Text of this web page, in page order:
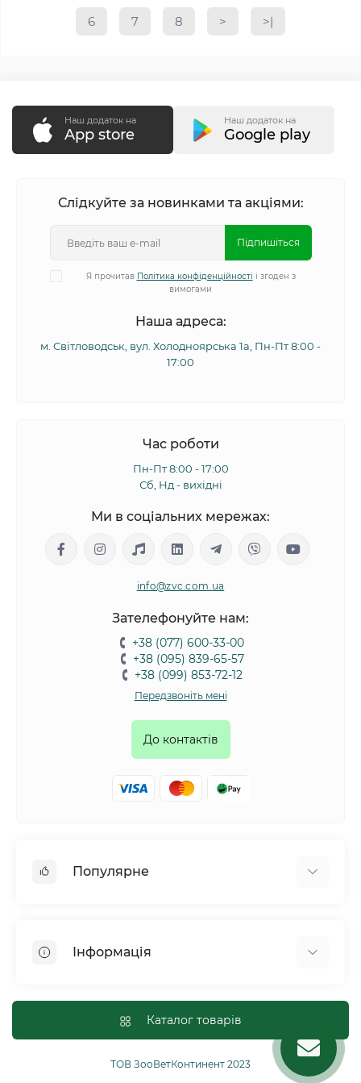
6 7 8 > >|
Наш додаток на
App store
Наш додаток на
Google play
Слідкуйте за новинками та акціями:
Підпишіться
Я прочитав Політика конфіденційності і згоден з
вимогами
Наша адреса:
м. Світловодськ, вул. Холодноярська 1а, Пн-Пт 8:00 -
17:00
Час роботи
Пн-Пт 8:00 - 17:00
Сб, Нд - вихідні
Ми в соціальних мережах:
info@zvc.com.ua
Зателефонуйте нам:
+38 (077) 600-33-00
+38 (095) 839-65-57
+38 (099) 853-72-12
Передзвоніть мені
До контактів
Популярне
Птахи
Рептилії
Сільськогосподарські тварини та птахи
Інформація
Оплата і доставка
Політика конфіденційності
Публічна угода
Каталог товарів
ТОВ ЗооВетКонтинент 2023